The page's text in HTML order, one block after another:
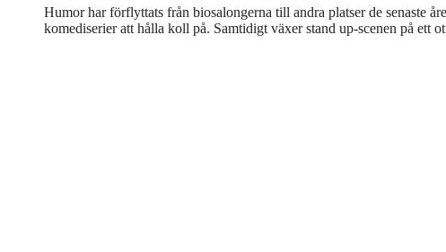
Humor har förflyttats från biosalongerna till andra platser de senaste
komediserier att hålla koll på. Samtidigt växer stand up-scenen på ett